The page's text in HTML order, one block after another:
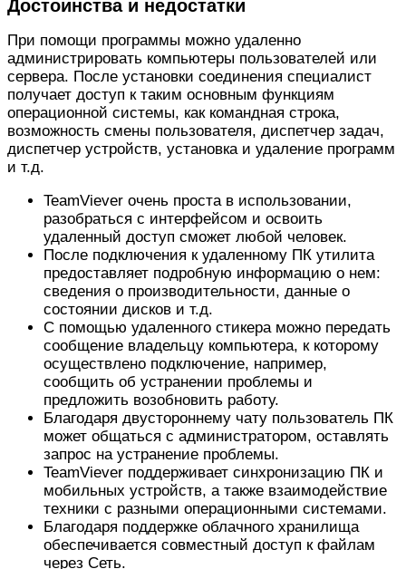
Достоинства и недостатки
При помощи программы можно удаленно
администрировать компьютеры пользователей или
сервера. После установки соединения специалист
получает доступ к таким основным функциям
операционной системы, как командная строка,
возможность смены пользователя, диспетчер задач,
диспетчер устройств, установка и удаление программ
и т.д.
TeamViever очень проста в использовании,
разобраться с интерфейсом и освоить
удаленный доступ сможет любой человек.
После подключения к удаленному ПК утилита
предоставляет подробную информацию о нем:
сведения о производительности, данные о
состоянии дисков и т.д.
С помощью удаленного стикера можно передать
сообщение владельцу компьютера, к которому
осуществлено подключение, например,
сообщить об устранении проблемы и
предложить возобновить работу.
Благодаря двустороннему чату пользователь ПК
может общаться с администратором, оставлять
запрос на устранение проблемы.
TeamViever поддерживает синхронизацию ПК и
мобильных устройств, а также взаимодействие
техники с разными операционными системами.
Благодаря поддержке облачного хранилища
обеспечивается совместный доступ к файлам
через Сеть.